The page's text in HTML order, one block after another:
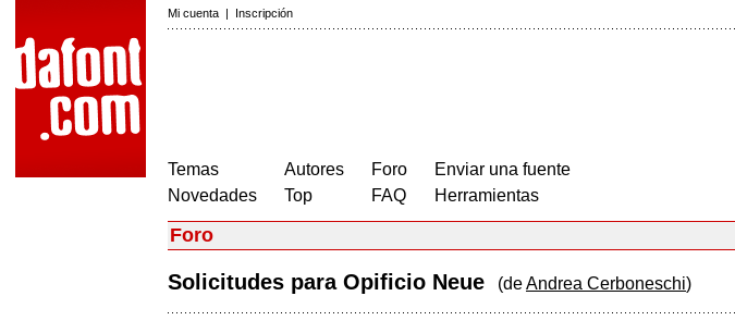
Mi cuenta | Inscripción
Temas
Novedades
Autores
Top
Foro
FAQ
Enviar una fuente
Herramientas
Foro
Solicitudes para Opificio Neue (deAndrea Cerboneschi)